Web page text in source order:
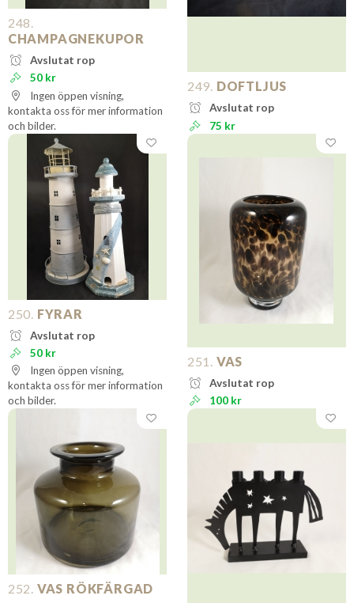
248.
CHAMPAGNEKUPOR
Avslutat rop
50 kr
Ingen öppen visning,
kontakta oss för mer information
och bilder.
249. DOFTLJUS
Avslutat rop
75 kr
250. FYRAR
Avslutat rop
50 kr
Ingen öppen visning,
kontakta oss för mer information
och bilder.
251. VAS
Avslutat rop
100 kr
252. VAS RÖKFÄRGAD